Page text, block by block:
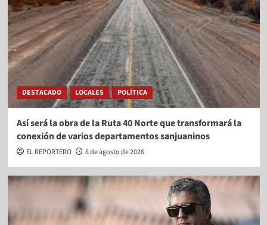
DESTACADO LOCALES POLÍTICA
Así será la obra de la Ruta 40 Norte que transformará la
conexión de varios departamentos sanjuaninos
EL REPORTERO 8 de agosto de 2026